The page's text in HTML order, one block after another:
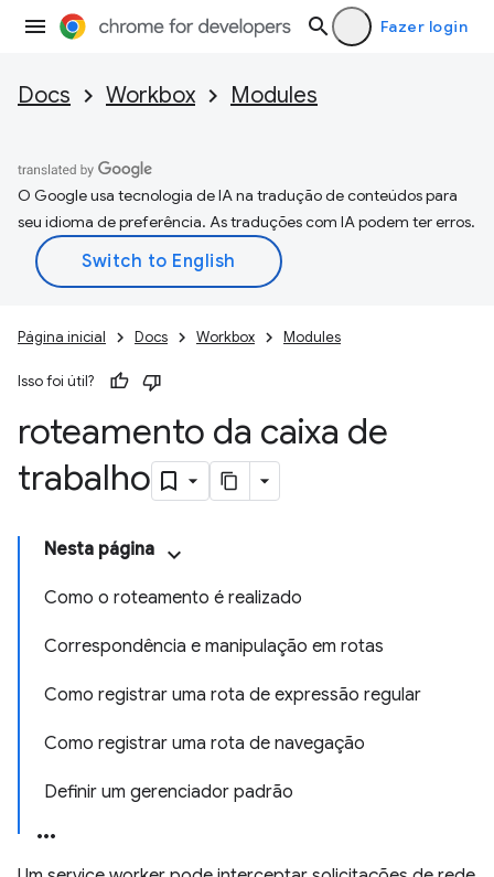
Fazer login
Docs Workbox Modules
O Google usa tecnologia de IA na tradução de conteúdos para
seu idioma de preferência. As traduções com IA podem ter erros.
Página inicial Docs Workbox Modules
Isso foi útil?
roteamento da caixa de
trabalho
Nesta página
Como o roteamento é realizado
Correspondência e manipulação em rotas
Como registrar uma rota de expressão regular
Como registrar uma rota de navegação
Definir um gerenciador padrão